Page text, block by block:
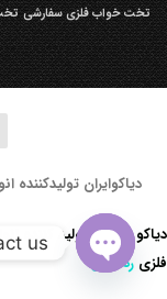
تخت خواب فلزی سفارشی
دیاکوایران
دیاکو صنعت تولید کننده
فلزی رد کردن
us